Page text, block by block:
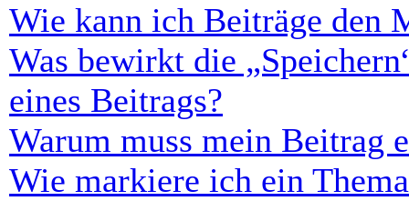
Wie kann ich Beiträge den
Was bewirkt die
eines Beitrags?
Warum muss mein Beitrag
Wie markiere ich ein